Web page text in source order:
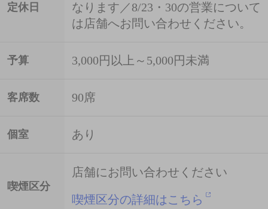
定休日
なります／8/23・30の営業について
は店舗へお問い合わせください。
予算 3,000円以上～5,000円未満
客席数 90席
個室 あり
喫煙区分
店舗にお問い合わせください
喫煙区分の詳細はこちら